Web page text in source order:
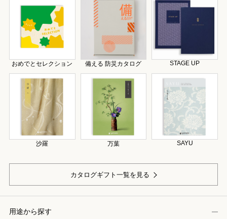
おめでとセレクション 備える 防災カタログ STAGE UP
沙羅 万葉 SAYU
カタログギフト一覧を見る
用途から探す